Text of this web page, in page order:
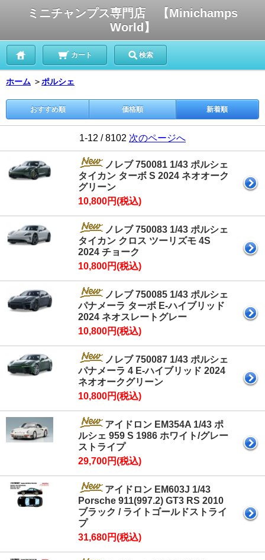
ミニチャンプス専門店 【Minichamps
World】
カート 検索
ホーム ＞ポルシェ
おすすめ順 価格順 新着順
1-12 / 8102 次のページへ
ノレブ 750081 1/43 ポルシェ
タイカン ターボ S 2024 ネオオーク
グリーン
10,800円(税込)
ノレブ 750083 1/43 ポルシェ
タイカン クロス ツーリズモ 4S
2024 チョーク
10,800円(税込)
ノレブ 750085 1/43 ポルシェ
パナメーラ ターボ E-ハイブリッド
2024 ネオスレートグレー
10,800円(税込)
ノレブ 750087 1/43 ポルシェ
パナメーラ 4 E-ハイブリッド 2024
ネオオークグリーン
10,800円(税込)
アイドロン EM354A 1/43 ポ
ルシェ 959 S 1986 ホワイト/グレー
ストライプ
29,700円(税込)
アイドロン EM603J 1/43
Porsche 911(997.2) GT3 RS 2010
ブラック / ライトゴールドストライ
プ
31,680円(税込)